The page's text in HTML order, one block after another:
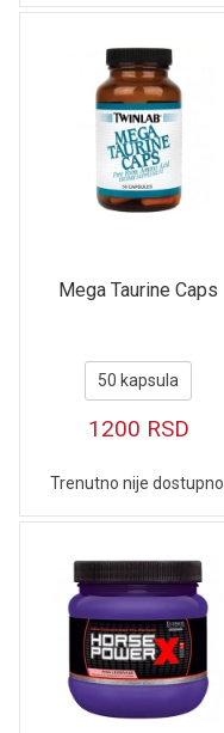
Mega Taurine Caps
50 kapsula
1200 RSD
Trenutno nije dostupno.